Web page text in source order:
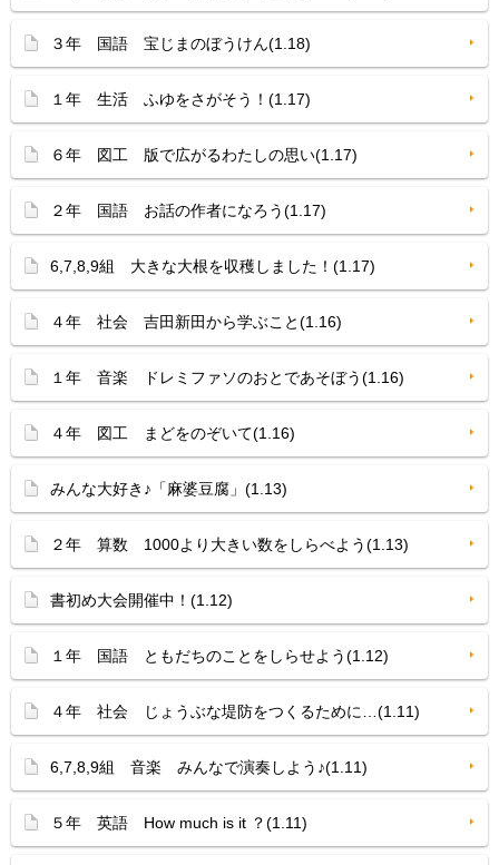
３年 国語 宝じまのぼうけん(1.18)
１年 生活 ふゆをさがそう！(1.17)
６年 図工 版で広がるわたしの思い(1.17)
２年 国語 お話の作者になろう(1.17)
6,7,8,9組 大きな大根を収穫しました！(1.17)
４年 社会 吉田新田から学ぶこと(1.16)
１年 音楽 ドレミファソのおとであそぼう(1.16)
４年 図工 まどをのぞいて(1.16)
みんな大好き♪「麻婆豆腐」(1.13)
２年 算数 1000より大きい数をしらべよう(1.13)
書初め大会開催中！(1.12)
１年 国語 ともだちのことをしらせよう(1.12)
４年 社会 じょうぶな堤防をつくるために…(1.11)
6,7,8,9組 音楽 みんなで演奏しよう♪(1.11)
５年 英語 How much is it ？(1.11)